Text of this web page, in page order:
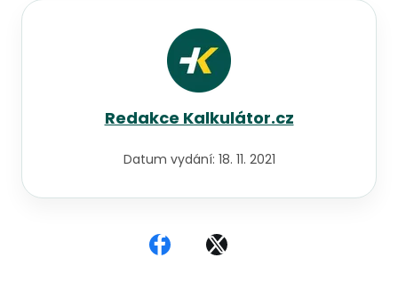
Redakce Kalkulátor.cz
Datum vydání: 18. 11. 2021
Sdílet na Facebooku
Sdílet na X